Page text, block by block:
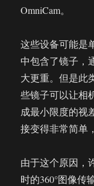
OmniCam。
这些设备可能是
中包含了镜子，
大更重。但是此
些镜子可以让相
成最小限度的视
接变得非常简单
由于这个原因，
时的360°图像传